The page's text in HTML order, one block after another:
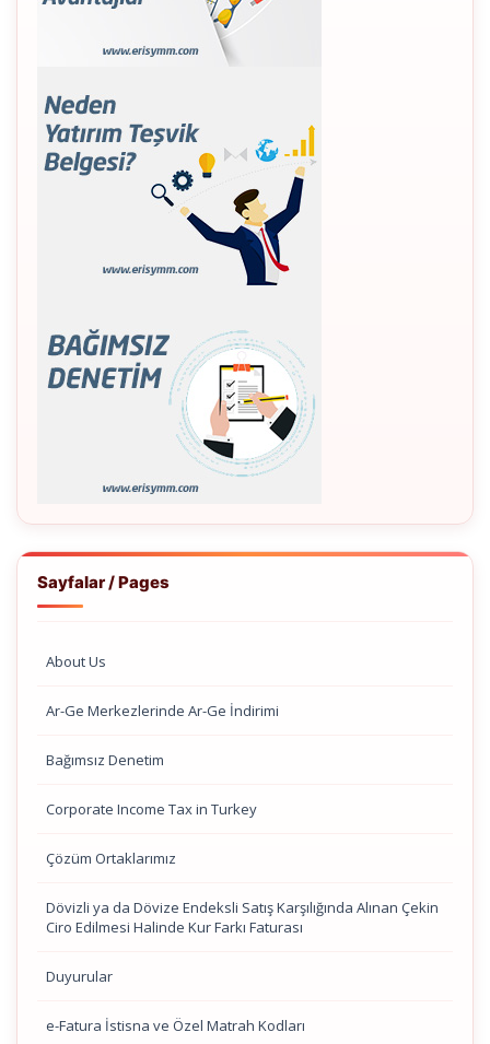
Sayfalar / Pages
About Us
Ar-Ge Merkezlerinde Ar-Ge İndirimi
Bağımsız Denetim
Corporate Income Tax in Turkey
Çözüm Ortaklarımız
Dövizli ya da Dövize Endeksli Satış Karşılığında Alınan Çekin
Ciro Edilmesi Halinde Kur Farkı Faturası
Duyurular
e-Fatura İstisna ve Özel Matrah Kodları